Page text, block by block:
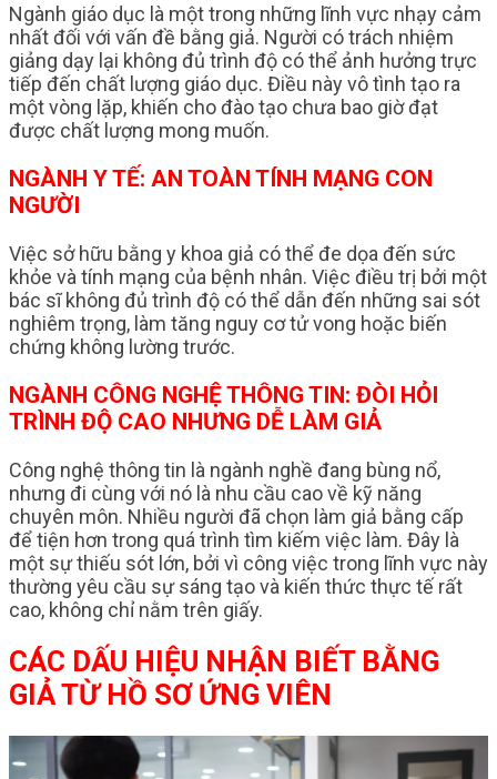
Ngành giáo dục là một trong những lĩnh vực nhạy cảm
nhất đối với vấn đề bằng giả. Người có trách nhiệm
giảng dạy lại không đủ trình độ có thể ảnh hưởng trực
tiếp đến chất lượng giáo dục. Điều này vô tình tạo ra
một vòng lặp, khiến cho đào tạo chưa bao giờ đạt
được chất lượng mong muốn.
NGÀNH Y TẾ: AN TOÀN TÍNH MẠNG CON
NGƯỜI
Việc sở hữu bằng y khoa giả có thể đe dọa đến sức
khỏe và tính mạng của bệnh nhân. Việc điều trị bởi một
bác sĩ không đủ trình độ có thể dẫn đến những sai sót
nghiêm trọng, làm tăng nguy cơ tử vong hoặc biến
chứng không lường trước.
NGÀNH CÔNG NGHỆ THÔNG TIN: ĐÒI HỎI
TRÌNH ĐỘ CAO NHƯNG DỄ LÀM GIẢ
Công nghệ thông tin là ngành nghề đang bùng nổ,
nhưng đi cùng với nó là nhu cầu cao về kỹ năng
chuyên môn. Nhiều người đã chọn làm giả bằng cấp
để tiện hơn trong quá trình tìm kiếm việc làm. Đây là
một sự thiếu sót lớn, bởi vì công việc trong lĩnh vực này
thường yêu cầu sự sáng tạo và kiến thức thực tế rất
cao, không chỉ nằm trên giấy.
CÁC DẤU HIỆU NHẬN BIẾT BẰNG
GIẢ TỪ HỒ SƠ ỨNG VIÊN